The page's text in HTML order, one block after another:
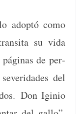
adop­tó como
su vida
de per­
del
Don Iginio